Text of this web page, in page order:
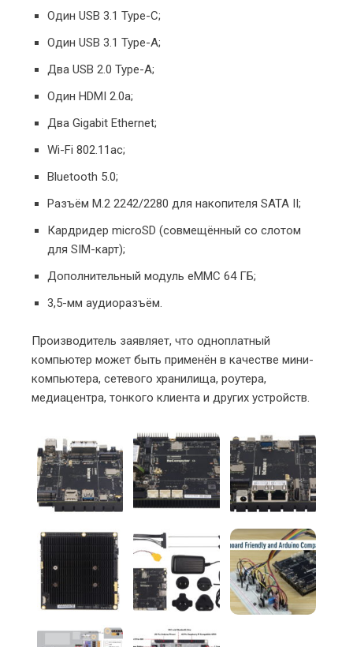
Один USB 3.1 Type-C;
Один USB 3.1 Type-A;
Два USB 2.0 Type-A;
Один HDMI 2.0a;
Два Gigabit Ethernet;
Wi-Fi 802.11ac;
Bluetooth 5.0;
Разъём M.2 2242/2280 для накопителя SATA II;
Кардридер microSD (совмещённый со слотом
для SIM-карт);
Дополнительный модуль eMMC 64 ГБ;
3,5-мм аудиоразъём.
Производитель заявляет, что одноплатный
компьютер может быть применён в качестве мини-
компьютера, сетевого хранилища, роутера,
медиацентра, тонкого клиента и других устройств.